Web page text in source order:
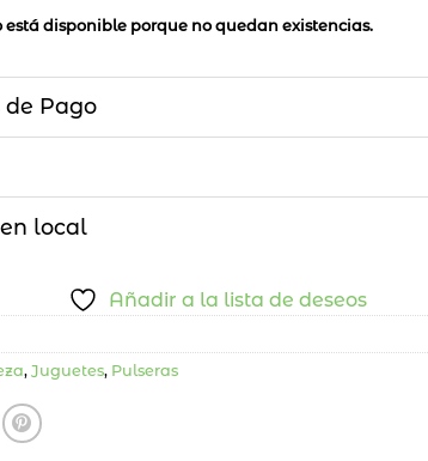
está disponible porque no quedan existencias.
de Pago
local
Añadir a la lista de deseos
, Juguetes, Pulseras